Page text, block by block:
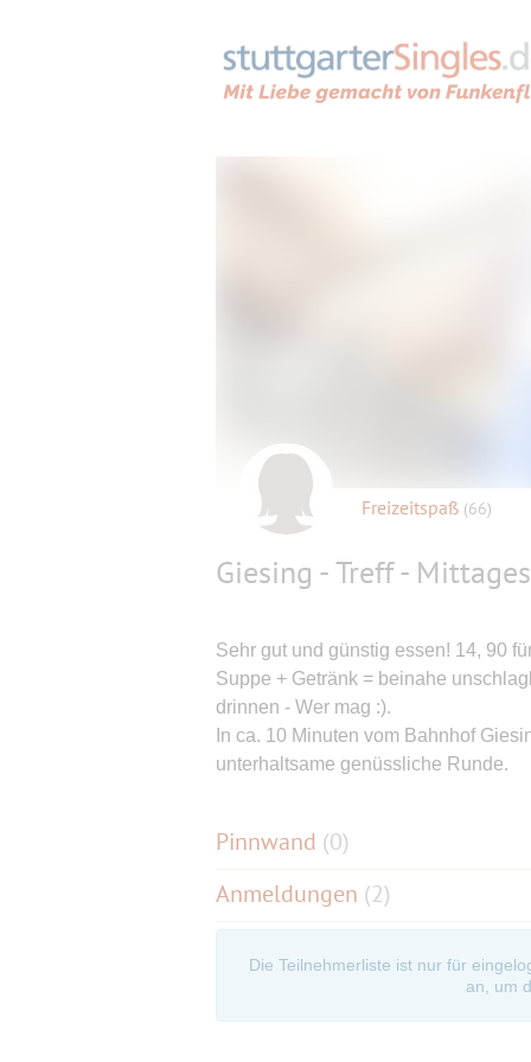
Freizeitspaß (66)
Giesing - Treff -
Sehr gut und günstig essen! 14, 90
Suppe + Getränk = beinahe
drinnen - Wer mag :).
In ca. 10 Minuten vom Bahnhof
unterhaltsame genüssliche Runde.
Pinnwand (0)
Anmeldungen (2)
Die Teilnehmerliste ist nur für
an, um